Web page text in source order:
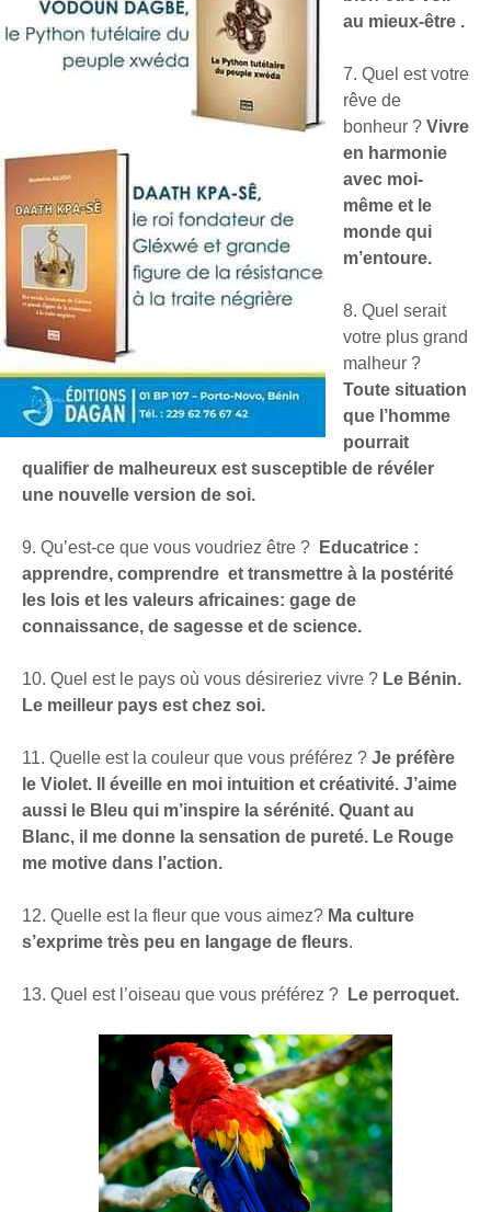
au mieux-être .
7. Quel est votre
rêve de
bonheur ? Vivre
en harmonie
avec moi-
même et le
monde qui
m’entoure.
8. Quel serait
votre plus grand
malheur ?
Toute situation
que l’homme
pourrait
qualifier de malheureux est susceptible de révéler
une nouvelle version de soi.
9. Qu’est-ce que vous voudriez être ?
Educatrice :
apprendre, comprendre et transmettre à la postérité
les lois et les valeurs africaines: gage de
connaissance, de sagesse et de science.
10. Quel est le pays où vous désireriez vivre ? Le Bénin.
Le meilleur pays est chez soi.
11. Quelle est la couleur que vous préférez ? Je préfère
le Violet. Il éveille en moi intuition et créativité. J’aime
aussi le Bleu qui m’inspire la sérénité. Quant au
Blanc, il me donne la sensation de pureté. Le Rouge
me motive dans l’action.
12. Quelle est la fleur que vous aimez? Ma culture
s’exprime très peu en langage de fleurs.
13. Quel est l’oiseau que vous préférez ? Le perroquet.